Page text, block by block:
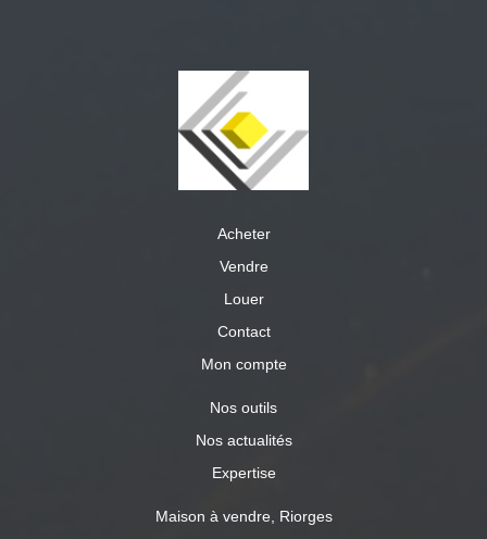
Acheter
Vendre
Louer
Contact
Mon compte
Nos outils
Nos actualités
Expertise
Maison à vendre, Riorges